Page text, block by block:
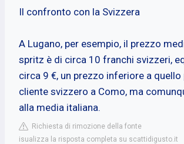
Il confronto con la Svizzera
A Lugano, per esempio, il prezzo
spritz è di circa 10 franchi svizzeri,
circa 9 €, un prezzo inferiore a
cliente svizzero a Como, ma
alla media italiana.
Richiesta di rimozione della fonte
isualizza la risposta completa su scattidigusto.it